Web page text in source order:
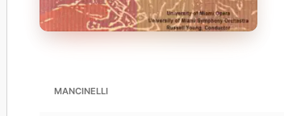
MANCINELLI